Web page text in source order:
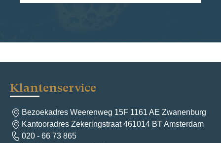
Klantenservice
Bezoekadres Weerenweg 15F 1161 AE Zwanenburg
Kantooradres Zekeringstraat 461014 BT Amsterdam
020 - 66 73 865